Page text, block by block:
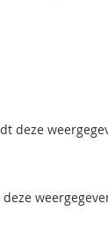
deze